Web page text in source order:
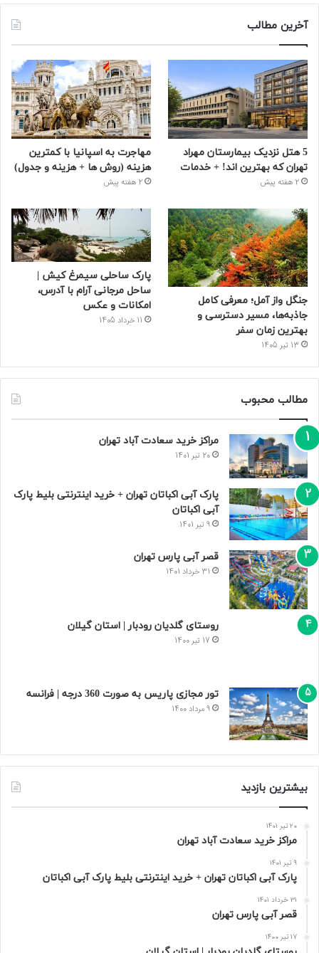
آخرین مطالب
5 هتل نزدیک بیمارستان مهراد
تهران که بهترین‌ اند! + خدمات
2 هفته پیش
مهاجرت به اسپانیا با کمترین
هزینه (روش ها + هزینه و جدول)
2 هفته پیش
جنگل واز آمل؛ معرفی کامل
جاذبه‌ها، مسیر دسترسی و
بهترین زمان سفر
13 تیر 1405
پارک ساحلی سیمرغ کیش |
ساحل مرجانی آرام با آدرس،
امکانات و عکس
11 خرداد 1405
مطالب محبوب
مراکز خرید سعادت‌ آباد تهران
20 تیر 1401
پارک آبی اکباتان تهران + خرید اینترنتی بلیط پارک
آبی اکباتان
9 تیر 1401
قصر آبی پارس تهران
31 خرداد 1401
روستای گلدیان رودبار | استان گیلان
17 تیر 1400
تور مجازی پاریس به صورت 360 درجه | فرانسه
9 مرداد 1400
بیشترین بازدید
20 تیر 1401
مراکز خرید سعادت‌ آباد تهران
9 تیر 1401
پارک آبی اکباتان تهران + خرید اینترنتی بلیط پارک آبی اکباتان
31 خرداد 1401
قصر آبی پارس تهران
17 تیر 1400